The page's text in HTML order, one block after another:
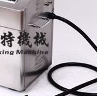
登录